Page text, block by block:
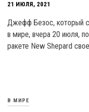
21 ИЮЛЯ, 2021
Джефф Безос, который
в мире, вчера 20 июля,
ракете New Shepard
В МИРЕ